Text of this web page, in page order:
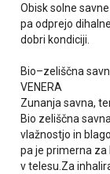
Obisk solne
pa odprejo
dobri kondiciji.
Bio–zeliščna
VENERA
Zunanja savna,
Bio zeliščna
vlažnostjo in
pa je primerna
v telesu.Za